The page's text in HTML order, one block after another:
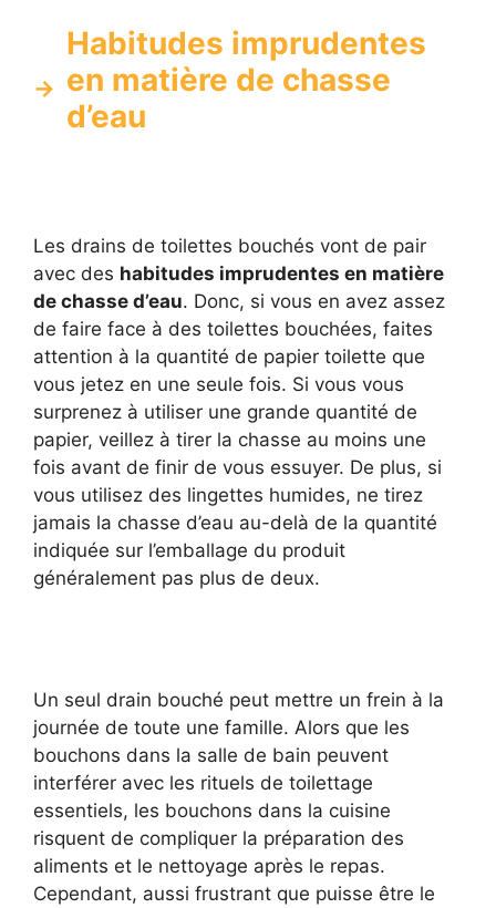
Habitudes imprudentes
en matière de chasse
d’eau
Les drains de toilettes bouchés vont de pair
avec des habitudes imprudentes en matière
de chasse d’eau. Donc, si vous en avez assez
de faire face à des toilettes bouchées, faites
attention à la quantité de papier toilette que
vous jetez en une seule fois. Si vous vous
surprenez à utiliser une grande quantité de
papier, veillez à tirer la chasse au moins une
fois avant de finir de vous essuyer. De plus, si
vous utilisez des lingettes humides, ne tirez
jamais la chasse d’eau au-delà de la quantité
indiquée sur l’emballage du produit
généralement pas plus de deux.
Un seul drain bouché peut mettre un frein à la
journée de toute une famille. Alors que les
bouchons dans la salle de bain peuvent
interférer avec les rituels de toilettage
essentiels, les bouchons dans la cuisine
risquent de compliquer la préparation des
aliments et le nettoyage après le repas.
Cependant, aussi frustrant que puisse être le